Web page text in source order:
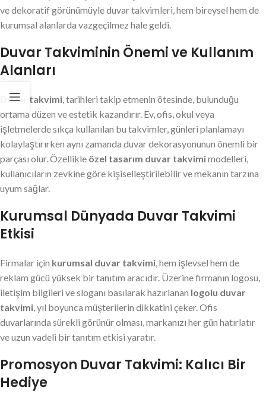
ve dekoratif görünümüyle duvar takvimleri, hem bireysel hem de
kurumsal alanlarda vazgeçilmez hale geldi.
Duvar Takviminin Önemi ve Kullanım
Alanları
Duvar takvimi, tarihleri takip etmenin ötesinde, bulunduğu
ortama düzen ve estetik kazandırır. Ev, ofis, okul veya
işletmelerde sıkça kullanılan bu takvimler, günleri planlamayı
kolaylaştırırken aynı zamanda duvar dekorasyonunun önemli bir
parçası olur. Özellikle özel tasarım duvar takvimimodelleri,
kullanıcıların zevkine göre kişiselleştirilebilir ve mekanın tarzına
uyum sağlar.
Kurumsal Dünyada Duvar Takvimi
Etkisi
Firmalar için kurumsal duvar takvimi, hem işlevsel hem de
reklam gücü yüksek bir tanıtım aracıdır. Üzerine firmanın logosu,
iletişim bilgileri ve sloganı basılarak hazırlanan logolu duvar
takvimi, yıl boyunca müşterilerin dikkatini çeker. Ofis
duvarlarında sürekli görünür olması, markanızı her gün hatırlatır
ve uzun vadeli bir tanıtım etkisi yaratır.
Promosyon Duvar Takvimi: Kalıcı Bir
Hediye